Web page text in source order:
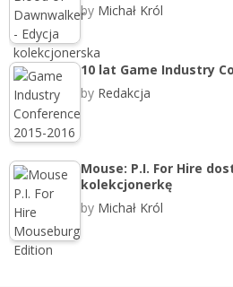
by Michał Król
10 lat Game Industry
by Redakcja
Mouse: P.I. For Hire
kolekcjonerkę
by Michał Król